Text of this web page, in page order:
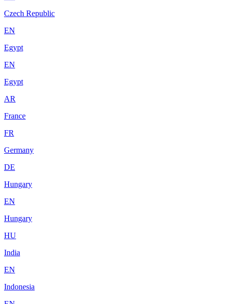
Czech Republic
EN
Egypt
EN
Egypt
AR
France
FR
Germany
DE
Hungary
EN
Hungary
HU
India
EN
Indonesia